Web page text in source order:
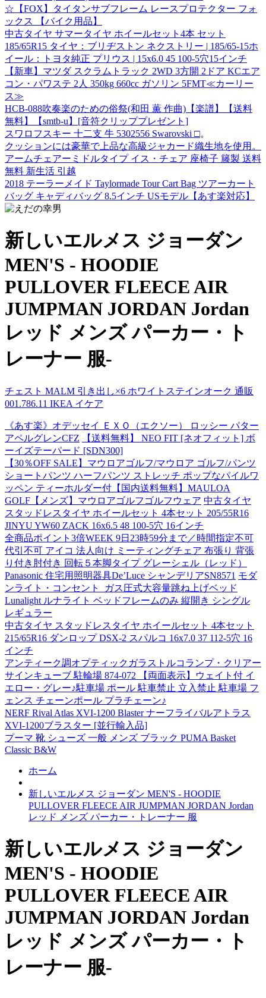
☆【FOX】タイタンサブフレーム レースプロテクター フォ
ックス 【バイク用品】
中古タイヤ サマータイヤ ホイールセット4本 セット
185/65R15 タイヤ：ブリヂストン ネクストリー | 185/65-15ホ
イール：トヨタ純正 プリウス | 15x6.0 45 100-5穴15インチ
【新車】マツダ スクラムトラック 2WD 3方開 2ドア KCエア
コン・パワステ 2人 350kg 660cc ガソリン 5FMT≪カーリー
ス≫
HCB-088吹奏楽のための俗祭(和田 薫 作曲)【楽譜】【送料
無料】【smtb-u】[音符クリッププレゼント]
スワロフスキー 十二支 牛 5302556 Swarovski □。
クッションには豪華で上品な高級ジャカード織生地を使用。
アームチェアーミドルタイプ イス・チェア 座椅子 籐製 送料
無料 新生活 引越
2018 テーラーメイド Taylormade Tour Cart Bag ツアーカート
バッグ キャディバッグ 8.5インチ USモデル【あす楽対応】
新しいエルメス ジョーダン
MEN'S - HOODIE
PULLOVER FLEECE AIR
JUMPMAN JORDAN Jordan
レッド メンズ パーカー・ト
レーナー 服-
チェスト MALM 引き出し×6 ホワイトステインオーク 通販
001.786.11 IKEA イケア
《あす楽》オデッセイ ＥＸＯ（エクソー） ロッシー パター
アペルグレンCFZ
【送料無料】 NEO FIT [ネオフィット] ボ
ーイズテーパード [SDN300]
【30％OFF SALE】マウロアゴルフ/マウロア ゴルフ/パンツ
ショートパンツ ハーフパンツ ストレッチ ポップなパイルワ
ッペン ティーホルダー付【国内送料無料】MAULOA
GOLF【メンズ】マウロアゴルフゴルフウェア 中古タイヤ
スタッドレスタイヤ ホイールセット 4本セット 205/55R16
JINYU YW60 ZACK 16x6.5 48 100-5穴 16インチ
全商品ポイント3倍WEEK 9日23時59分まで／時間指定不可
代引不可 アイコ 法人向け ミーティングチェア 布張り 背張
り付き肘付き 回転５本脚タイプ グレーシェル（レッド）
Panasonic 住宅用照明器具De’Luce シャンデリアSN8571 モダ
ンライト・コンセント_ガス圧式大容量跳ね上げベッド
Lunalight ルナライト ベッドフレームのみ 縦開き シングル
レギュラー
中古タイヤ スタッドレスタイヤ ホイールセット 4本セット
215/65R16 ダンロップ DSX-2 スパルコ 16x7.0 37 112-5穴 16
インチ
アンティーク調オプティックガラストルコランプ・クリアー
サインキューブ 駐輪場 874-072 【両面表示】ウェイト付 イ
エロー・グレー♪駐車場 ポール 駐車禁止 立入禁止 駐車場 フ
ェンス チェーンポール プラチェーン♪
NERF Rival Atlas XVI-1200 Blaster ナーフライバルアトラス
XVI-1200ブラスター [並行輸入品]
プーマ 靴 シューズ 一般 メンズ ブラック PUMA Basket
Classic B&W
ホーム
新しいエルメス ジョーダン MEN'S - HOODIE
PULLOVER FLEECE AIR JUMPMAN JORDAN Jordan
レッド メンズ パーカー・トレーナー 服
新しいエルメス ジョーダン
MEN'S - HOODIE
PULLOVER FLEECE AIR
JUMPMAN JORDAN Jordan
レッド メンズ パーカー・ト
レーナー 服-